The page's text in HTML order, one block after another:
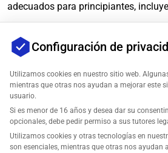
adecuados para principiantes,
Productos Patrocinados
en los resultados de búsqueda y en
Marcas Patrocinadas: Publicidad de
productos (solo para propietarios de
Display Patrocinado: Anuncios de
clientes fuera de Amazon.
Configuración de
Utilizamos cookies en nuestro sitio web.
mientras que otras nos ayudan a mejorar este
usuario.
Si es menor de 16 años y desea dar su
opcionales, debe pedir permiso a sus tutores
Utilizamos cookies y otras tecnologías en
son esenciales, mientras que otras nos ayudan